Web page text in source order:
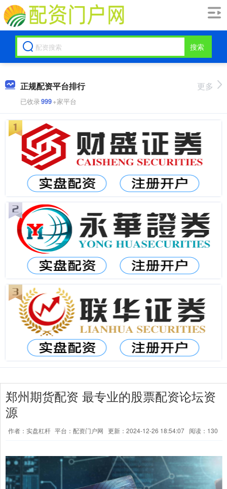
搜索
正规配资平台排行
已收录999+家平台
更多
郑州期货配资 最专业的股票配资论坛资
源
作者：实盘杠杆 平台：配资门户网 更新：2024-12-26 18:54:07 阅读：130